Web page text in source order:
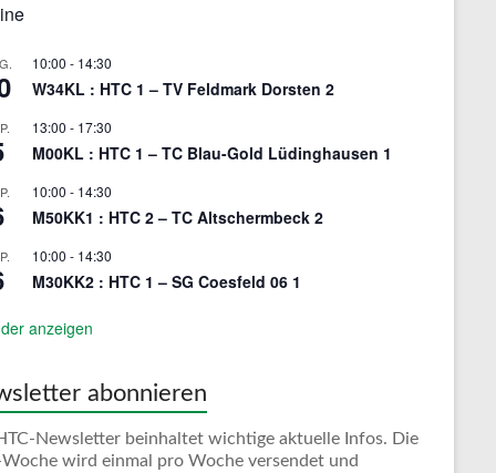
10:00 - 14:30
W34KL : HTC 1 – TV Feldmark Dorsten 2
13:00 - 17:30
M00KL : HTC 1 – TC Blau-Gold Lüdinghausen 1
10:00 - 14:30
M50KK1 : HTC 2 – TC Altschermbeck 2
10:00 - 14:30
M30KK2 : HTC 1 – SG Coesfeld 06 1
anzeigen
abonnieren
Newsletter beinhaltet wichtige aktuelle Infos. Die
Woche wird einmal pro Woche versendet und